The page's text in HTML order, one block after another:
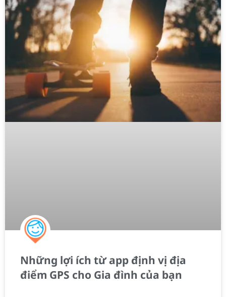
Những lợi ích từ app định vị địa
điểm GPS cho Gia đình của bạn